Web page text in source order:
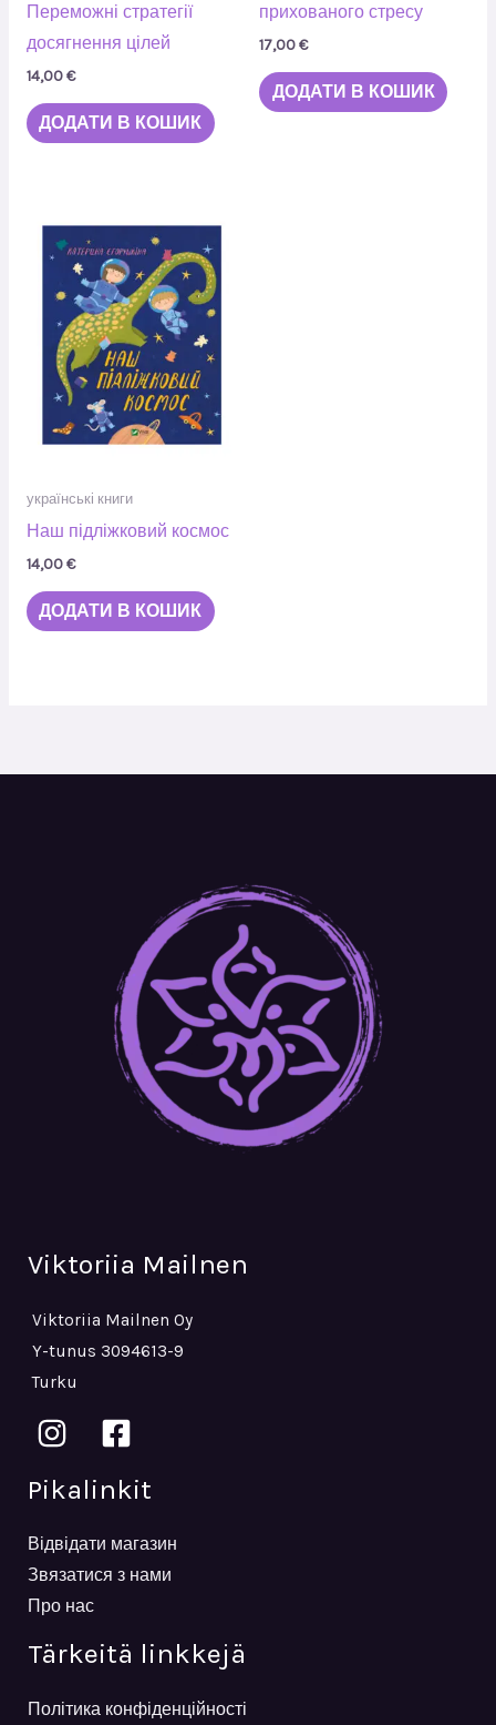
Переможні стратегії
досягнення цілей
14,00€
ДОДАТИ В КОШИК
прихованого стресу
17,00€
ДОДАТИ В КОШИК
українські книги
Наш підліжковий космос
14,00€
ДОДАТИ В КОШИК
Viktoriia Mailnen
Viktoriia Mailnen Oy
Y-tunus 3094613-9
Turku
Pikalinkit
Відвідати магазин
Звязатися з нами
Про нас
Tärkeitä linkkejä
Політика конфіденційності